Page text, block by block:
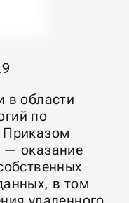
в области
по
Приказом
оказание
в том